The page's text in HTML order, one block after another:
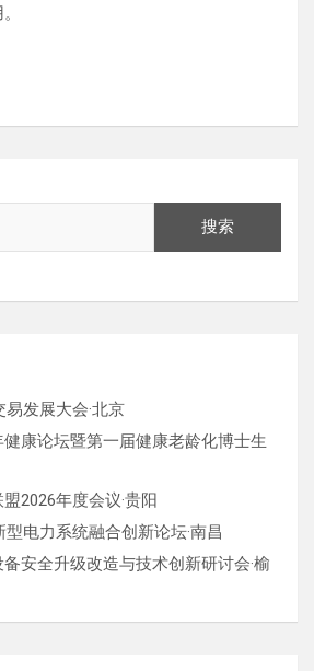
搜索
发展大会·北京
康论坛暨第一届健康老龄化博士生
2026年度会议·贵阳
电力系统融合创新论坛·南昌
安全升级改造与技术创新研讨会·榆